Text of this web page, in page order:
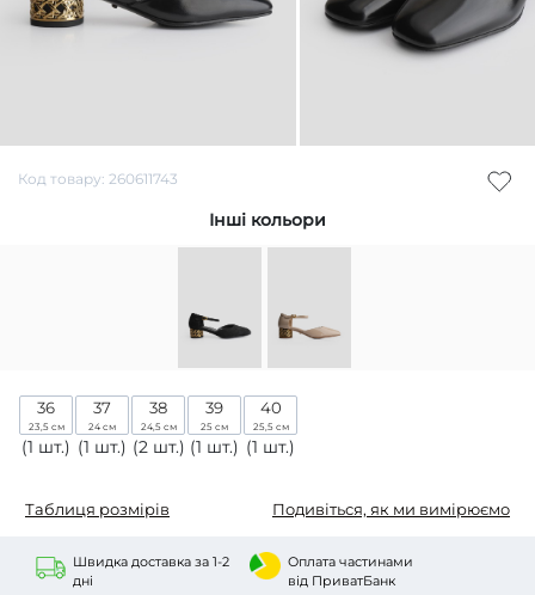
Код товару: 260611743
Інші кольори
36
23,5 см
(1 шт.)
37
24 см
(1 шт.)
38
24,5 см
(2 шт.)
39
25 см
(1 шт.)
40
25,5 см
(1 шт.)
Таблиця розмірів Подивіться, як ми вимірюємо
Швидка доставка за 1-2
дні
Оплата частинами
від ПриватБанк